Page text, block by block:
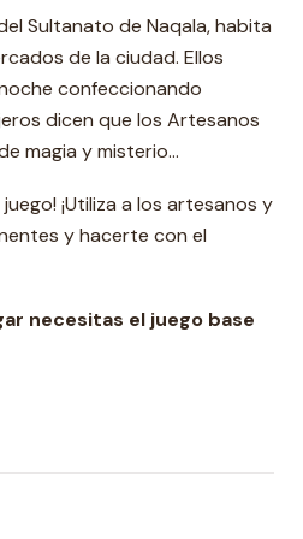
Sultanato de Naqala, habita
de la ciudad. Ellos
confeccionando
dicen que los Artesanos
magia y misterio…
¡Utiliza a los artesanos y
y hacerte con el
necesitas el juego base